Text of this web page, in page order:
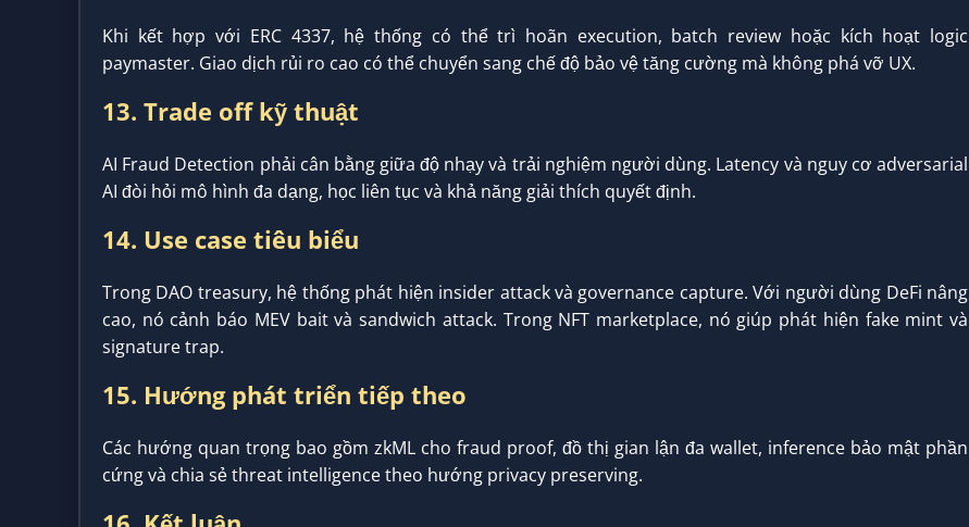
Khi kết hợp với ERC 4337, hệ thống có thể trì hoãn execution, batch review hoặc kích hoạt logic
paymaster. Giao dịch rủi ro cao có thể chuyển sang chế độ bảo vệ tăng cường mà không phá vỡ UX.
13. Trade off kỹ thuật
AI Fraud Detection phải cân bằng giữa độ nhạy và trải nghiệm người dùng. Latency và nguy cơ adversarial
AI đòi hỏi mô hình đa dạng, học liên tục và khả năng giải thích quyết định.
14. Use case tiêu biểu
Trong DAO treasury, hệ thống phát hiện insider attack và governance capture. Với người dùng DeFi nâng
cao, nó cảnh báo MEV bait và sandwich attack. Trong NFT marketplace, nó giúp phát hiện fake mint và
signature trap.
15. Hướng phát triển tiếp theo
Các hướng quan trọng bao gồm zkML cho fraud proof, đồ thị gian lận đa wallet, inference bảo mật phần
cứng và chia sẻ threat intelligence theo hướng privacy preserving.